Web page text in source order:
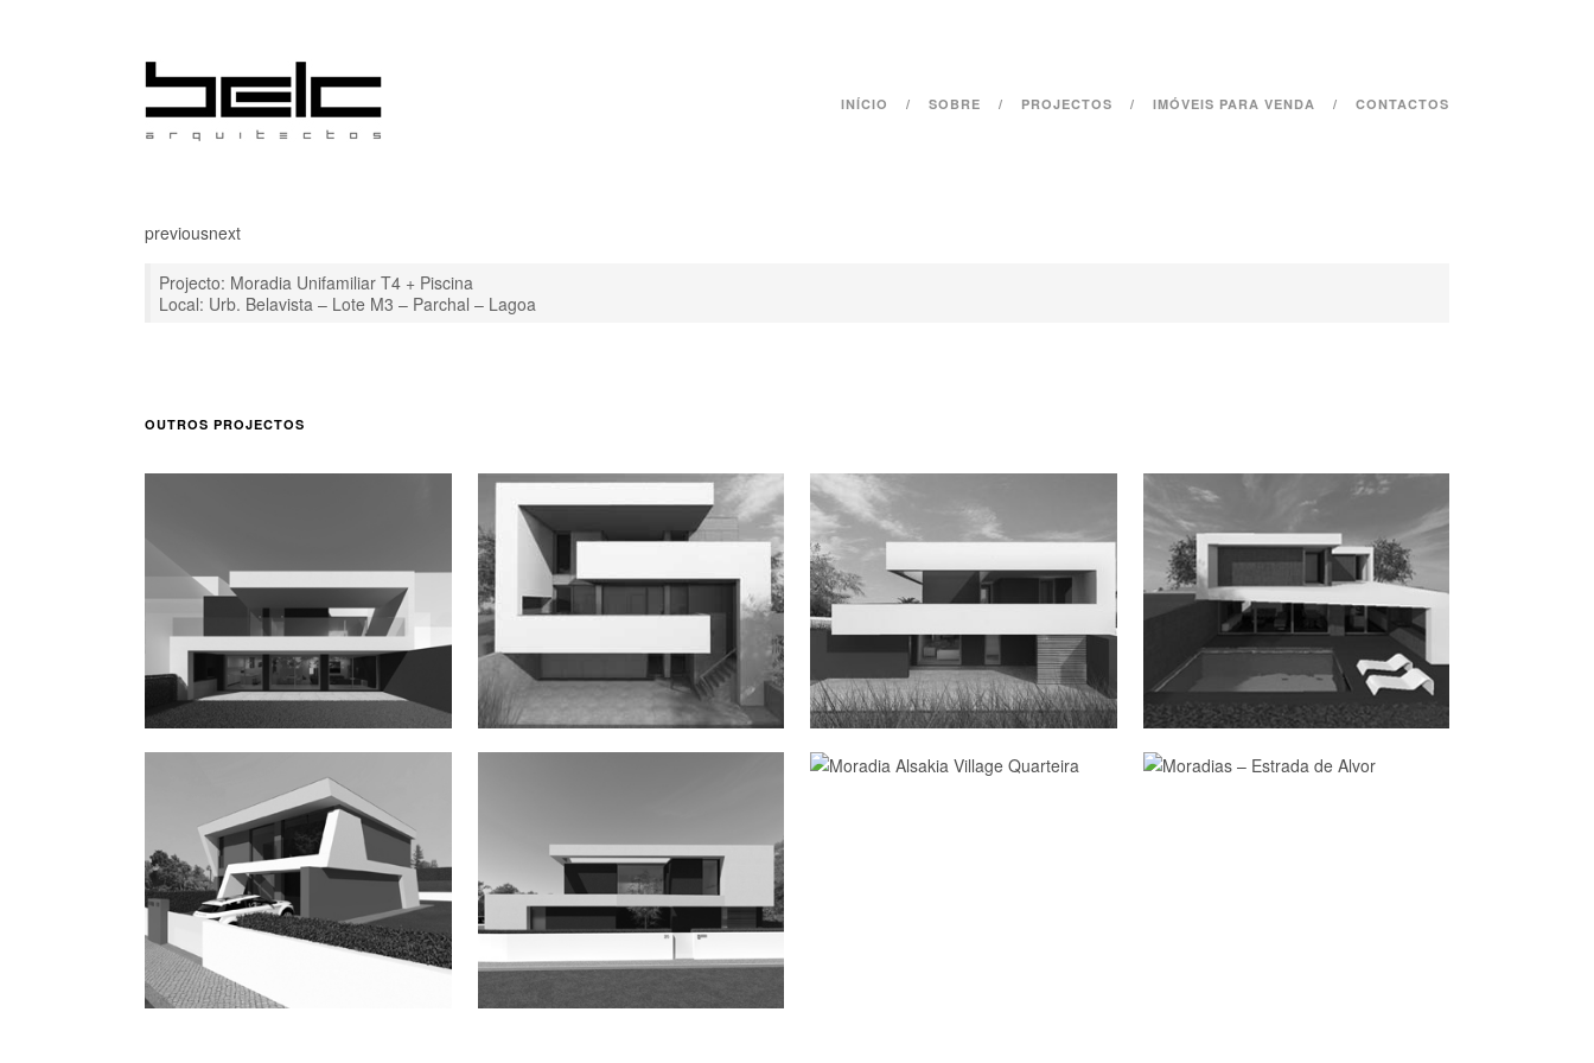
INÍCIO SOBRE PROJECTOS IMÓVEIS PARA VENDA CONTACTOS
previousnext
Projecto: Moradia Unifamiliar T4 + Piscina
Local: Urb. Belavista – Lote M3 – Parchal – Lagoa
OUTROS PROJECTOS